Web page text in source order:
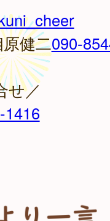
健二090-
せ／
1416